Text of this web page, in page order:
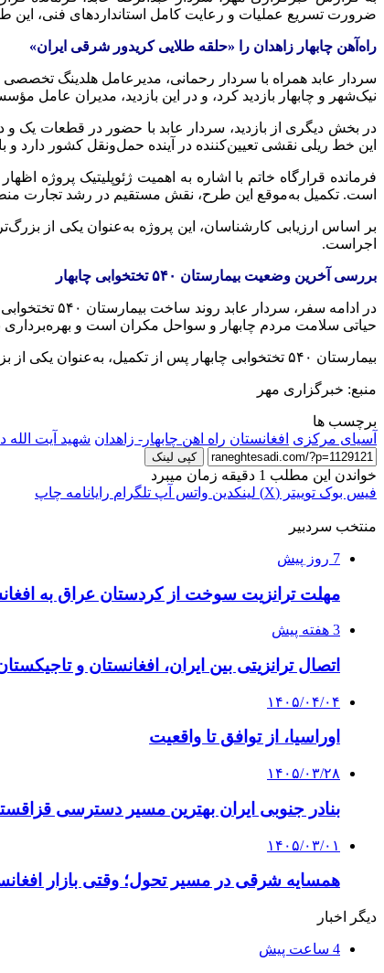
ضرورت تسریع عملیات و رعایت کامل استانداردهای فنی،
راه‌آهن چابهار زاهدان را «حلقه طلایی کریدور شرقی ایران»
سردار عابد همراه با سردار رحمانی، مدیرعامل هلدینگ
نیک‌شهر و چابهار بازدید کرد، و در این بازدید، مدیران عامل
در بخش دیگری از بازدید، سردار عابد با حضور در قطعات یک
این خط ریلی نقشی تعیین‌کننده در آینده حمل‌ونقل کشور دارد و
فرمانده قرارگاه خاتم با اشاره به اهمیت ژئوپلیتیک پروژه
است. تکمیل به‌موقع این طرح، نقش مستقیم در رشد تجارت
بر اساس ارزیابی کارشناسان، این پروژه به‌عنوان یکی از
اجراست.
بررسی آخرین وضعیت بیمارستان ۵۴۰ تختخوابی چابهار
در ادامه
حیاتی سلامت مردم چابهار و سواحل مکران است و
بیمارستان ۵۴۰ تختخوابی چابهار پس از تکمیل، به‌عنوان یکی از بزرگ‌ترین مراکز درمانی جنوب‌شرق کشور، نقش مهمی در پشتیبانی از توسعه اقتصادی و رشد جمعیتی این منطقه ایفا خواهد کرد.
منبع: خبرگزاری مهر
برچسب ها
آسیای مرکزی افغانستان راه اهن چابهار- زاهدان شهید آیت الله
کپی لینک
خواندن این مطلب 1 دقیقه زمان میبرد
فیس بوک توییتر (X) لینکدین واتس آپ تلگرام رایانامه چاپ
منتخب سردبیر
7 روز پیش
مهلت ترانزیت سوخت از کردستان عراق به افغانستان تا ۲۲
3 هفته پیش
اتصال ترانزیتی بین ایران، افغانستان و
۱۴۰۵/۰۴/۰۴
اوراسیا، از توافق تا واقعیت
۱۴۰۵/۰۳/۲۸
بنادر جنوبی ایران بهترین مسیر دسترسی
۱۴۰۵/۰۳/۰۱
همسایه شرقی در مسیر تحول؛ وقتی بازار
دیگر اخبار
4 ساعت پیش